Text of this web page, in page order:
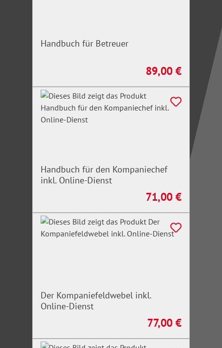
Handbuch für Betreuer
Regulärer Preis:
89,00 €
Handbuch für den Kompaniechef
inkl. Online-Dienst
Regulärer Preis:
71,00 €
Der Kompaniefeldwebel inkl.
Online-Dienst
Regulärer Preis:
77,00 €